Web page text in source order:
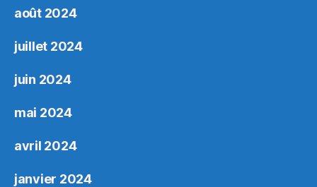
août 2024
juillet 2024
juin 2024
mai 2024
avril 2024
janvier 2024